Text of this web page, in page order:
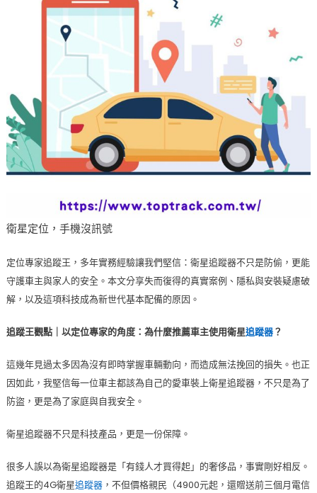
衛星定位，手機沒訊號
定位專家追蹤王，多年實務經驗讓我們堅信：衛星追蹤器不只是防偷，更能
守護車主與家人的安全。本文分享失而復得的真實案例、隱私與安裝疑慮破
解，以及這項科技成為新世代基本配備的原因。
追蹤王觀點｜以定位專家的角度：為什麼推薦車主使用衛星追蹤器？
這幾年見過太多因為沒有即時掌握車輛動向，而造成無法挽回的損失。也正
因如此，我堅信每一位車主都該為自己的愛車裝上衛星追蹤器，不只是為了
防盜，更是為了家庭與自我安全。
衛星追蹤器不只是科技產品，更是一份保障。
很多人誤以為衛星追蹤器是「有錢人才買得起」的奢侈品，事實剛好相反。
追蹤王的4G衛星追蹤器，不但價格親民（4900元起，還贈送前三個月電信